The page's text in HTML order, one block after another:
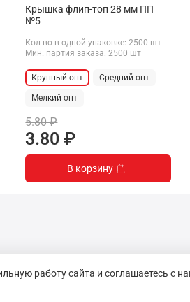
Крышка флип-топ 28 мм ПП
№5
Кол-во в одной упаковке: 2500 шт
Мин. партия заказа: 2500 шт
Крупный опт Средний опт
Мелкий опт
5.80 ₽
3.80 ₽
В корзину
работу сайта и соглашаетесь с